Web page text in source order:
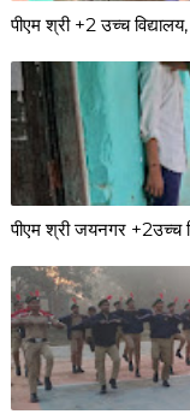
पीएम श्री +2 उच्च
पीएम श्री जयनगर +2उच्च